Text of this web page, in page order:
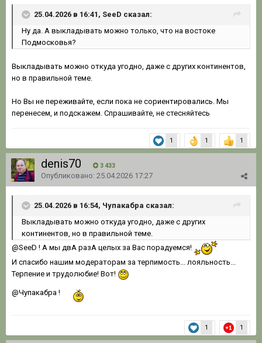
25.04.2026 в 16:41, SeeD сказал:
Ну да. А выкладывать можно только, что на востоке
Подмосковья?
Выкладывать можно откуда угодно, даже с других континентов,
но в правильной теме.
Но Вы не переживайте, если пока не сориентировались. Мы
перенесем, и подскажем. Спрашивайте, не стесняйтесь
1 1 1
denis70 3 433
Опубликовано: 25.04.2026 17:27
25.04.2026 в 16:54, Чупакабра сказал:
Выкладывать можно откуда угодно, даже с других
континентов, но в правильной теме.
@SeeD ! А мы двА разА целых за Вас порадуемся!
И спасибо нашим модераторам за терпимость... лояльность...
Терпение и трудолюбие! Вот!
@Чупакабра !
1 1